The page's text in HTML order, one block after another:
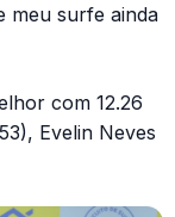
meu surfe ainda
com 12.26
Evelin Neves